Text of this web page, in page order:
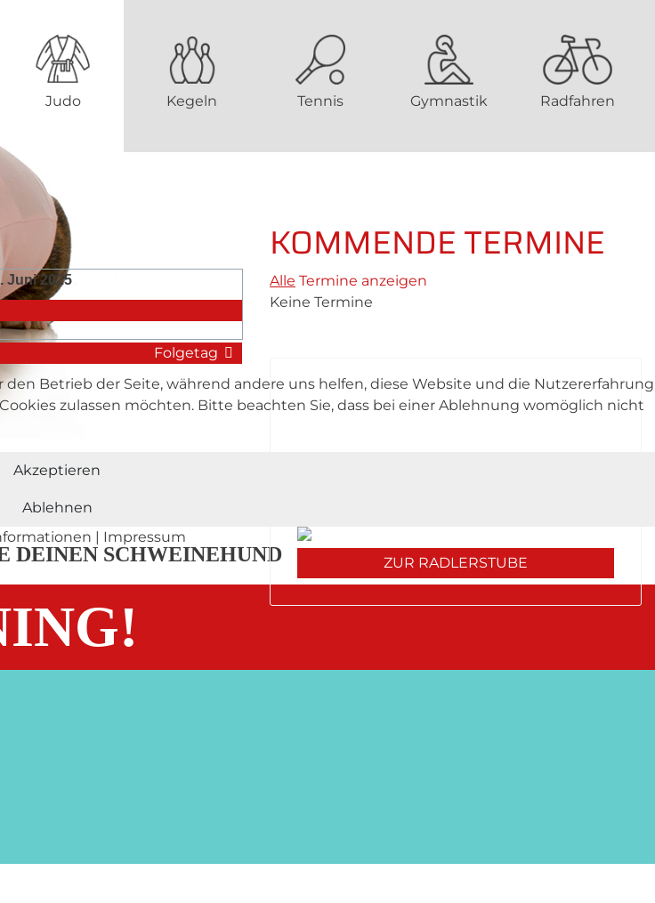
ES!
DEINEN SCHWEINEHUND
Judo Kegeln Tennis Gymnastik Radfahren
Juni 2025
Folgetag
KOMMENDE TERMINE
Alle Termine anzeigen
Keine Termine
UNSERE RADLERSTUBE KOCHT
ZUR RADLERSTUBE
Betrieb der Seite, während andere uns helfen, diese Website und die Nutzererfahrung
zulassen möchten. Bitte beachten Sie, dass bei einer Ablehnung womöglich nicht
Akzeptieren
Ablehnen
| Impressum